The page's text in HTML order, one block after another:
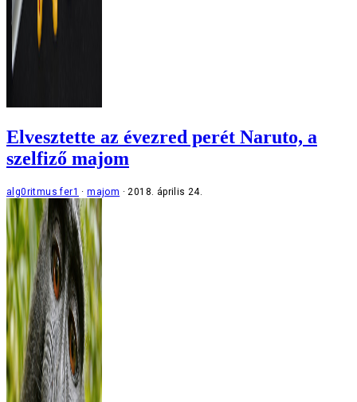
Elvesztette az évezred perét Naruto, a
szelfiző majom
alg0ritmus fer1 majom 2018. április 24.